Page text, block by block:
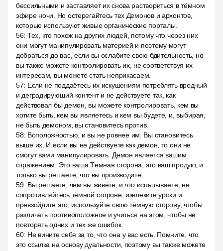
бессильными и заставляет их снова раствориться в тёмном
эфире ночи. Но остерегайтесь тех Демонов и архонтов,
которые используют живые органические порталы.
56: Тех, кто похож на других людей, потому что через них
они могут манипулировать материей и поэтому могут
добраться до вас, если вы ослабите свою бдительность, но
вы также можете контролировать их, не соответствуя их
интересам, вы можете стать неприкасаем.
57: Если не поддаётесь их искушениям потреблять вредный
и деградирующий контент и не действуете так, как
действовал бы демон, вы можете контролировать, кем вы
хотите быть, кем вы являетесь и кем вы будете, и, выбирая,
не быть демоном, вы становитесь против.
58: Воположностью, и вы не ровнее им. Вы становитесь
выше их. И если вы не действуете как демон, то они не
смогут вами манипулировать. Демон является вашим
отражением. Это ваша Тёмная сторона, это ваш продукт, и
только вы решаете, что вы производите
59: Вы решаете, чем вы живёте, и что испытываете, не
сопротивляйтесь тёмной стороне, извлеките уроки и
превзойдите это, используйте свою тёмную сторону, чтобы
различать противоположное и учиться на этом, чтобы не
повторять одних и тех же ошибок.
60: Не вините себя за то, что она у вас есть. Помните, что
это ссылка на основу дуальности, поэтому вы также можете